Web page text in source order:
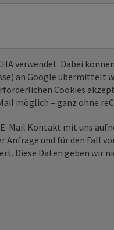
verwendet. Dabei können
an Google übermittelt
Cookies
möglich – ganz ohne
Mail Kontakt mit uns
Anfrage und für den Fall
Diese Daten geben wir